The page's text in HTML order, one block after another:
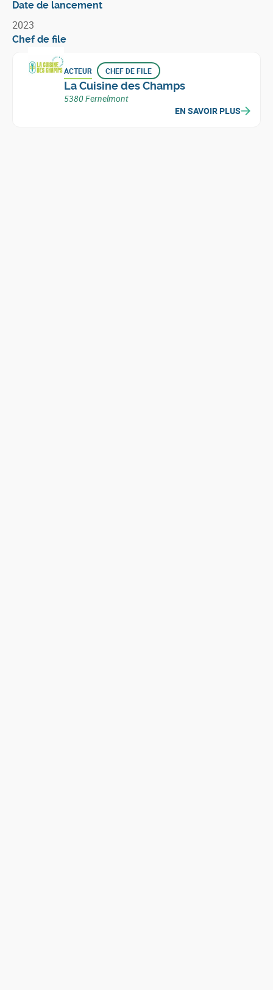
Date de lancement
2023
Chef de file
ACTEUR CHEF DE FILE
La Cuisine des Champs
5380 Fernelmont
EN SAVOIR PLUS